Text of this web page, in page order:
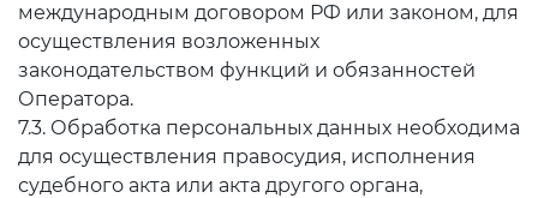
международным договором РФ или законом, для
осуществления возложенных
законодательством функций и обязанностей
Оператора.
7.3. Обработка персональных данных необходима
для осуществления правосудия, исполнения
судебного акта или акта другого органа,